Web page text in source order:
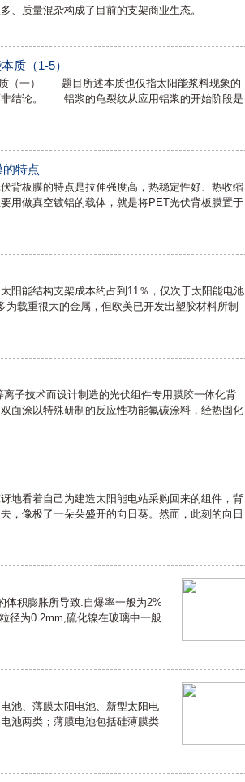
、质量混杂构成了目前的支架商业生态。
质（1-5）
（一） 题目所述本质也仅指太阳能浆料现象的
非结论。 铝浆的龟裂纹从应用铝浆的开始阶段是
特点
板膜的特点是拉伸强度高，热稳定性好、热收缩
用做真空镀铝的载体，就是将PET光伏背板膜置于
能结构支架成本约占到11％，仅次于太阳能电池
载重很大的金属，但欧美已开发出塑胶材料所制
技术而设计制造的光伏组件专用膜胶一体化背
面涂以特殊研制的反应性功能氟碳涂料，经热固化
看着自己为建造太阳能电站采购回来的组件，背
，像极了一朵朵盛开的向日葵。然而，此刻的向日
积膨胀所导致.自爆率一般为2%
径为0.2mm,硫化镍在玻璃中一般
池、薄膜太阳电池、新型太阳电
池两类；薄膜电池包括硅薄膜类